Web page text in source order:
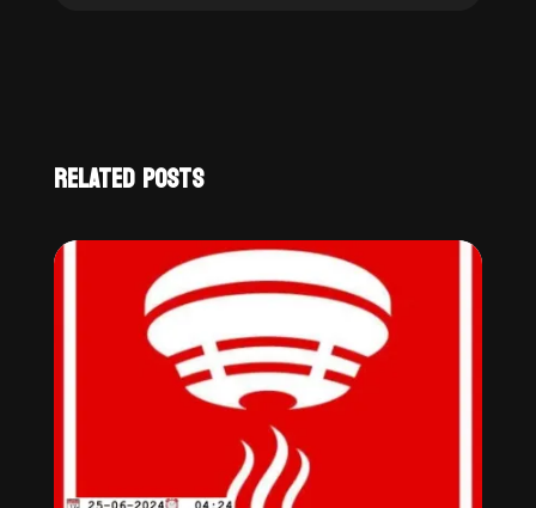
RELATED POSTS